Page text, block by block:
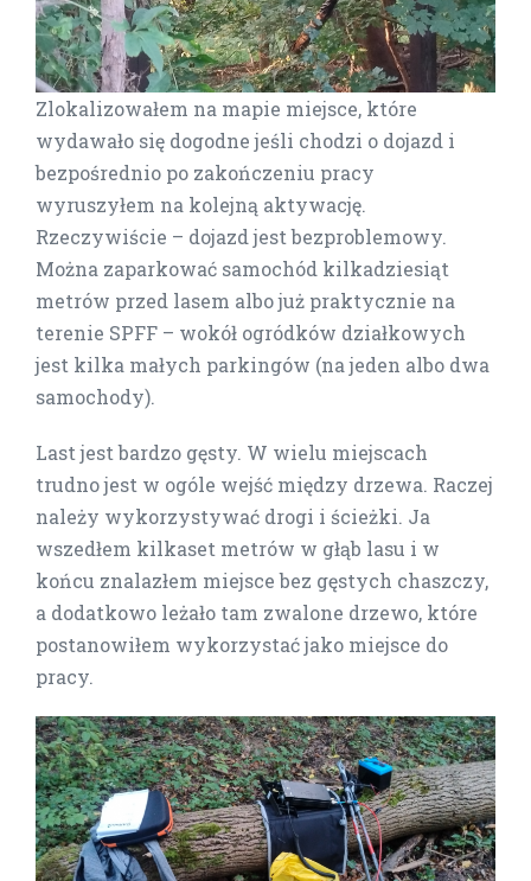
Zlokalizowałem na mapie miejsce, które
wydawało się dogodne jeśli chodzi o dojazd i
bezpośrednio po zakończeniu pracy
wyruszyłem na kolejną aktywację.
Rzeczywiście – dojazd jest bezproblemowy.
Można zaparkować samochód kilkadziesiąt
metrów przed lasem albo już praktycznie na
terenie SPFF – wokół ogródków działkowych
jest kilka małych parkingów (na jeden albo dwa
samochody).
Last jest bardzo gęsty. W wielu miejscach
trudno jest w ogóle wejść między drzewa. Raczej
należy wykorzystywać drogi i ścieżki. Ja
wszedłem kilkaset metrów w głąb lasu i w
końcu znalazłem miejsce bez gęstych chaszczy,
a dodatkowo leżało tam zwalone drzewo, które
postanowiłem wykorzystać jako miejsce do
pracy.